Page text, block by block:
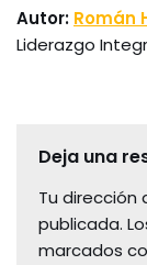
Autor: Román
Liderazgo
Deja una
Tu dirección
publicada.
marcados